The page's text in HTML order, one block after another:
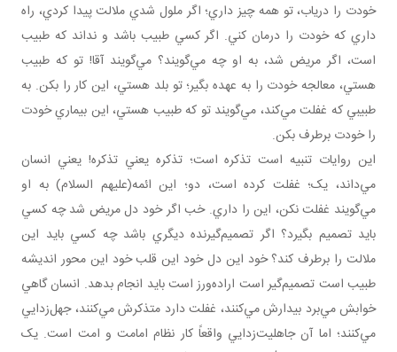
خودت را درياب، تو همه چيز داري؛ اگر ملول شدي ملالت پيدا کردي، راه
داري که خودت را درمان کني. اگر کسي طبيب باشد و نداند که طبيب
است، اگر مريض شد، به او چه مي‌گويند؟ مي‌گويند آقا! تو که طبيب
هستي، معالجه خودت را به عهده بگير؛ تو بلد هستي، اين کار را بکن. به
طبيبي که غفلت مي‌کند، مي‌گويند تو که طبيب هستي، اين بيماري خودت
را خودت برطرف بکن.
اين روايات تنبيه است تذکره است؛ تذکره يعني تذکره! يعني انسان
مي‌داند، يک؛ غفلت کرده است، دو؛ اين ائمه(عليهم السلام) به او
مي‌گويند غفلت نکن، اين را داري. خب اگر خود دل مريض شد چه کسي
بايد تصميم بگيرد؟ اگر تصميم‌گيرنده ديگري باشد چه کسي بايد اين
ملالت را برطرف کند؟ خود اين دل خود اين قلب خود اين محور انديشه
طبيب است تصميم‌گير است اراده‌ورز است بايد انجام بدهد. انسان گاهي
خوابش مي‌برد بيدارش مي‌کنند، غفلت دارد متذکرش مي‌کنند، جهل‌زدايي
مي‌کنند؛ اما آن جاهليت‌زدايي واقعاً کار نظام امامت و امت است. يک